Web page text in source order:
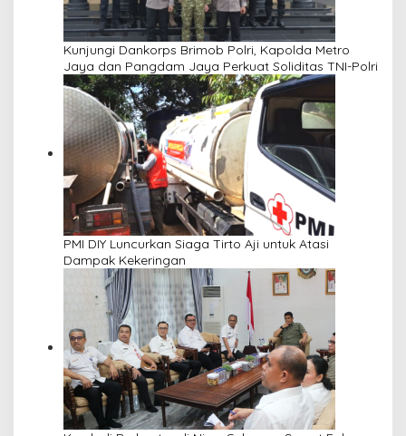
Kunjungi Dankorps Brimob Polri, Kapolda Metro
Jaya dan Pangdam Jaya Perkuat Soliditas TNI-Polri
PMI DIY Luncurkan Siaga Tirto Aji untuk Atasi
Dampak Kekeringan